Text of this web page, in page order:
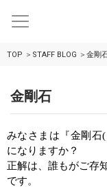
TOP STAFF BLOG 金剛
金剛石
みなさまは 『金剛石(
になりますか？
正解は、誰もがご存
です。